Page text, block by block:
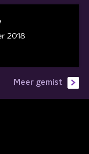
2018
Meer gemist